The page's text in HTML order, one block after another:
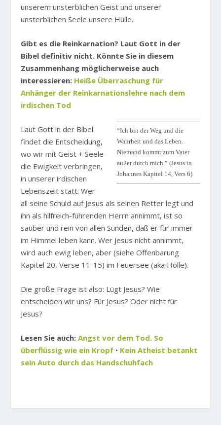
unserem unsterblichen Geist und unserer
unsterblichen Seele unsere Hülle.
Gibt es die Reinkarnation? Laut Gott in der
Bibel definitiv nicht. Könnte Sie in diesem
Zusammenhang möglicherweise auch
interessieren: Heiße Überraschung für
Anhänger der Reinkarnationslehre nach dem
irdischen Tod
“Ich bin der Weg und die
Wahrheit und das Leben.
Niemand kommt zum Vater
außer durch mich.“ (Jesus in
Johannes Kapitel 14, Vers 6)
Laut Gott in der Bibel
findet die Entscheidung,
wo wir mit Geist + Seele
die Ewigkeit verbringen,
in unserer irdischen
Lebenszeit statt: Wer
all seine Schuld auf Jesus als seinen Retter legt und
ihn als hilfreich-führenden Herrn annimmt, ist so
sauber und rein von allen Sünden, daß er für immer
im Himmel leben kann. Wer Jesus nicht annimmt,
wird auch ewig leben, aber (siehe Offenbarung
Kapitel 20, Verse 11-15) im Feuersee (aka Hölle).
Die große Frage ist also: Lügt Jesus? Wie
entscheiden wir uns? Für Jesus? Oder nicht für
Jesus?
Lesen Sie auch:Angst vor dem Tod. So
überflüssig wie ein Kropf • Kein Atheist betankt
sein Auto durch das Handschuhfach